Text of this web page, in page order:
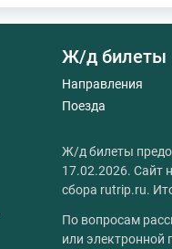
Ж/д билеты
Направления
Поезда
Ж/д билеты
17.02.2026. Сайт
сбора rutrip.ru.
По вопросам
или электронной